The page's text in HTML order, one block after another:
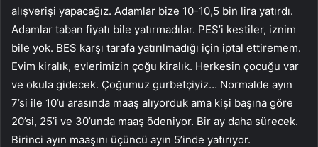
alışverişi yapacağız. Adamlar bize 10-10,5 bin lira yatırdı.
Adamlar taban fiyatı bile yatırmadılar. PES’i kestiler, iznim
bile yok. BES karşı tarafa yatırılmadığı için iptal ettiremem.
Evim kiralık, evlerimizin çoğu kiralık. Herkesin çocuğu var
ve okula gidecek. Çoğumuz gurbetçiyiz… Normalde ayın
7’si ile 10’u arasında maaş alıyorduk ama kişi başına göre
20’si, 25’i ve 30’unda maaş ödeniyor. Bir ay daha sürecek.
Birinci ayın maaşını üçüncü ayın 5’inde yatırıyor.